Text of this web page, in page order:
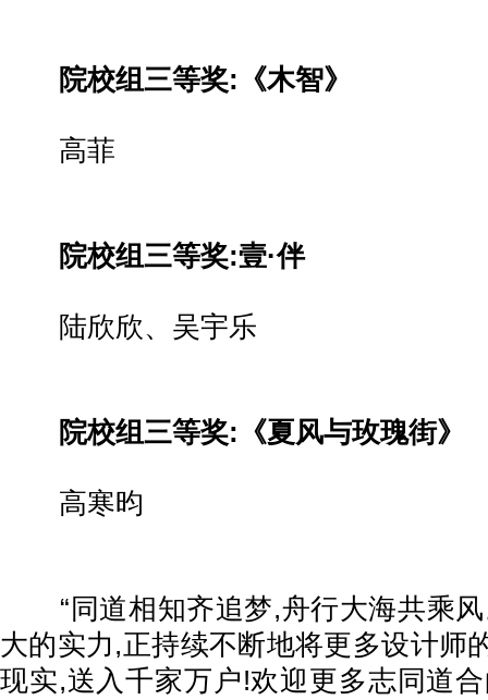
院校组三等奖:《木智》
高菲
院校组三等奖:壹·伴
陆欣欣、吴宇乐
院校组三等奖:《夏风与玫瑰街》
高寒昀
“同道相知齐追梦,舟行大海共乘风
大的实力,正持续不断地将更多设计师
现实,送入千家万户!欢迎更多志同道